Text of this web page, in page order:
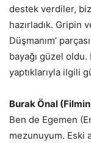
destek verdiler,
hazırladık. Gripin
Düşmanım’
bayağı güzel oldu.
yaptıklarıyla ilgili
Burak Önal
Ben de Egemen
mezunuyum. Eski